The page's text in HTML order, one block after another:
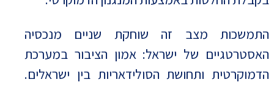
התמשכות מצב זה שוחקת שניים מנכסיה
האסטרטגיים של ישראל: אמון הציבור במערכת
הדמוקרטית ותחושת הסולידאריות בין ישראלים.